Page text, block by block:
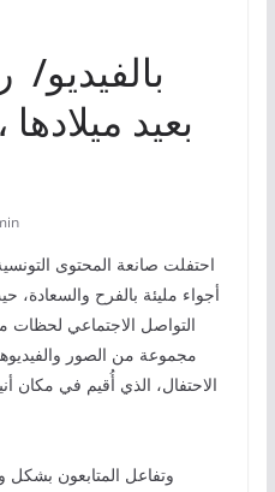
بعيد
أجواء مليئة بالفرح
التواصل الاجتماعي لحظات
مجموعة من الصور
الاحتفال، الذي أُقيم في مكان
وتفاعل المتابعون بشكل